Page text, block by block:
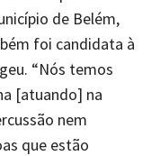
de Belém,
foi candidata à
“Nós temos
[atuando] na
nem
que estão